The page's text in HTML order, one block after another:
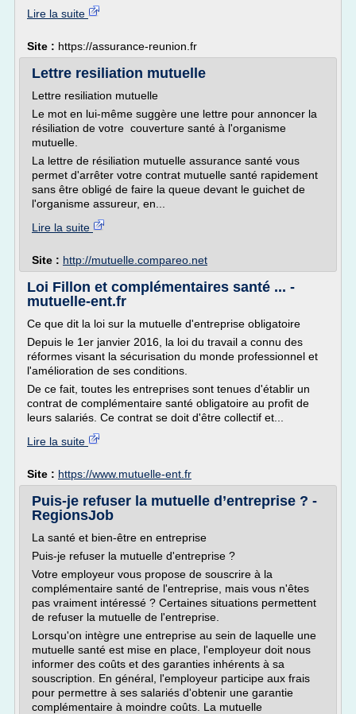
Lire la suite
Site : https://assurance-reunion.fr
Lettre resiliation mutuelle
Lettre resiliation mutuelle
Le mot en lui-même suggère une lettre pour annoncer la
résiliation de votre couverture santé à l'organisme
mutuelle.
La lettre de résiliation mutuelle assurance santé vous
permet d'arrêter votre contrat mutuelle santé rapidement
sans être obligé de faire la queue devant le guichet de
l'organisme assureur, en...
Lire la suite
Site : http://mutuelle.compareo.net
Loi Fillon et complémentaires santé ... -
mutuelle-ent.fr
Ce que dit la loi sur la mutuelle d'entreprise obligatoire
Depuis le 1er janvier 2016, la loi du travail a connu des
réformes visant la sécurisation du monde professionnel et
l'amélioration de ses conditions.
De ce fait, toutes les entreprises sont tenues d'établir un
contrat de complémentaire santé obligatoire au profit de
leurs salariés. Ce contrat se doit d'être collectif et...
Lire la suite
Site : https://www.mutuelle-ent.fr
Puis-je refuser la mutuelle d’entreprise ? -
RegionsJob
La santé et bien-être en entreprise
Puis-je refuser la mutuelle d'entreprise ?
Votre employeur vous propose de souscrire à la
complémentaire santé de l'entreprise, mais vous n'êtes
pas vraiment intéressé ? Certaines situations permettent
de refuser la mutuelle de l'entreprise.
Lorsqu'on intègre une entreprise au sein de laquelle une
mutuelle santé est mise en place, l'employeur doit nous
informer des coûts et des garanties inhérents à sa
souscription. En général, l'employeur participe aux frais
pour permettre à ses salariés d'obtenir une garantie
complémentaire à moindre coûts. La mutuelle